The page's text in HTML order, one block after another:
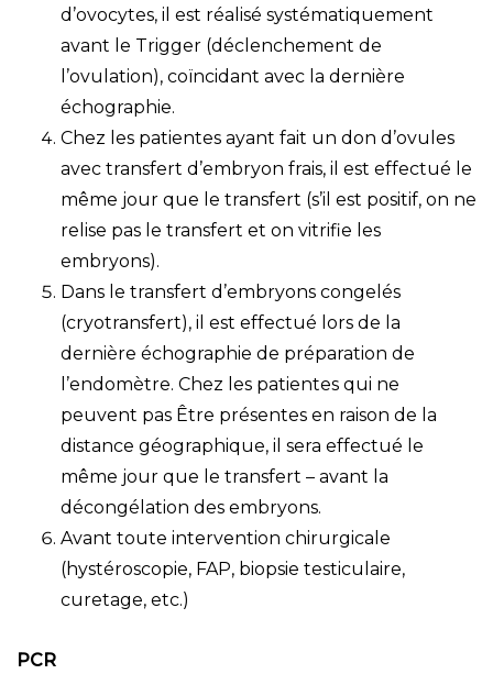
d’ovocytes, il est réalisé systématiquement
avant le Trigger (déclenchement de
l’ovulation), coïncidant avec la dernière
échographie.
Chez les patientes ayant fait un don d’ovules
avec transfert d’embryon frais, il est effectué le
même jour que le transfert (s’il est positif, on ne
relise pas le transfert et on vitrifie les
embryons).
Dans le transfert d’embryons congelés
(cryotransfert), il est effectué lors de la
dernière échographie de préparation de
l’endomètre. Chez les patientes qui ne
peuvent pas Être présentes en raison de la
distance géographique, il sera effectué le
même jour que le transfert – avant la
décongélation des embryons.
Avant toute intervention chirurgicale
(hystéroscopie, FAP, biopsie testiculaire,
curetage, etc.)
PCR